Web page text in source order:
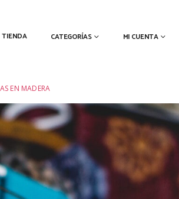
TIENDA CATEGORÍAS MI CUENTA
EN MADERA